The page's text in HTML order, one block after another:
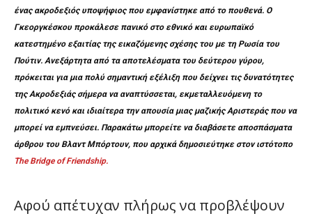
ένας ακροδεξιός υποψήφιος που εμφανίστηκε από το πουθενά. O
Γκεοργκέσκου προκάλεσε πανικό στο εθνικό και ευρωπαϊκό
κατεστημένο εξαιτίας της εικαζόμενης σχέσης του με τη Ρωσία του
Πούτιν. Ανεξάρτητα από τα αποτελέσματα του δεύτερου γύρου,
πρόκειται για μια πολύ σημαντική εξέλιξη που δείχνει τις δυνατότητες
της Ακροδεξιάς σήμερα να αναπτύσσεται, εκμεταλλευόμενη το
πολιτικό κενό και ιδιαίτερα την απουσία μιας μαζικής Αριστεράς που να
μπορεί να εμπνεύσει. Παρακάτω μπορείτε να διαβάσετε αποσπάσματα
άρθρου του Βλαντ Μπόρτουν, που αρχικά δημοσιεύτηκε στον ιστότοπο
The Bridge of Friendship.
Αφού απέτυχαν πλήρως να προβλέψουν